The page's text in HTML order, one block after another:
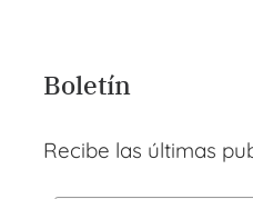
Boletín
Recibe las últimas